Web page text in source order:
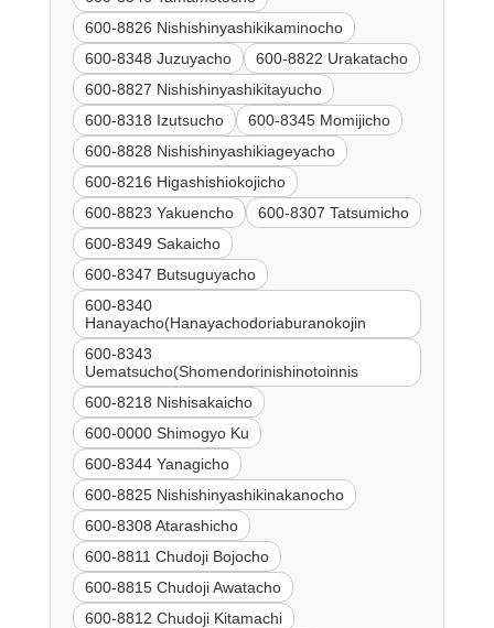
600-8826 Nishishinyashikikaminocho
600-8348 Juzuyacho
600-8822 Urakatacho
600-8827 Nishishinyashikitayucho
600-8318 Izutsucho
600-8345 Momijicho
600-8828 Nishishinyashikiageyacho
600-8216 Higashishiokojicho
600-8823 Yakuencho
600-8307 Tatsumicho
600-8349 Sakaicho
600-8347 Butsuguyacho
600-8340
Hanayacho(Hanayachodoriaburanokojin
600-8343
Uematsucho(Shomendorinishinotoinnis
600-8218 Nishisakaicho
600-0000 Shimogyo Ku
600-8344 Yanagicho
600-8825 Nishishinyashikinakanocho
600-8308 Atarashicho
600-8811 Chudoji Bojocho
600-8815 Chudoji Awatacho
600-8812 Chudoji Kitamachi